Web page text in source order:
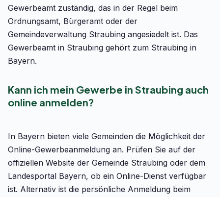
Gewerbeamt zuständig, das in der Regel beim
Ordnungsamt, Bürgeramt oder der
Gemeindeverwaltung Straubing angesiedelt ist. Das
Gewerbeamt in Straubing gehört zum Straubing in
Bayern.
Kann ich mein Gewerbe in Straubing auch
online anmelden?
In Bayern bieten viele Gemeinden die Möglichkeit der
Online-Gewerbeanmeldung an. Prüfen Sie auf der
offiziellen Website der Gemeinde Straubing oder dem
Landesportal Bayern, ob ein Online-Dienst verfügbar
ist. Alternativ ist die persönliche Anmeldung beim